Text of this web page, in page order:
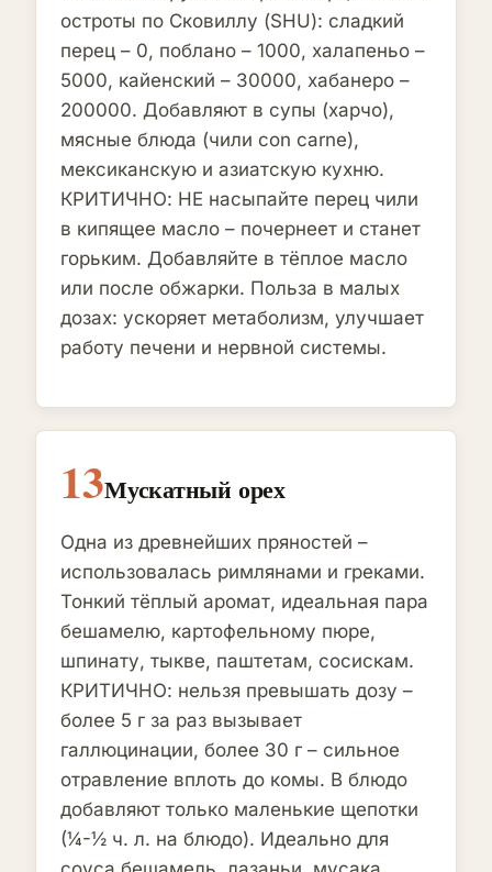
остроты по Сковиллу (SHU): сладкий
перец – 0, поблано – 1000, халапеньо –
5000, кайенский – 30000, хабанеро –
200000. Добавляют в супы (харчо),
мясные блюда (чили con carne),
мексиканскую и азиатскую кухню.
КРИТИЧНО: НЕ насыпайте перец чили
в кипящее масло – почернеет и станет
горьким. Добавляйте в тёплое масло
или после обжарки. Польза в малых
дозах: ускоряет метаболизм, улучшает
работу печени и нервной системы.
13Мускатный орех
Одна из древнейших пряностей –
использовалась римлянами и греками.
Тонкий тёплый аромат, идеальная пара
бешамелю, картофельному пюре,
шпинату, тыкве, паштетам, сосискам.
КРИТИЧНО: нельзя превышать дозу –
более 5 г за раз вызывает
галлюцинации, более 30 г – сильное
отравление вплоть до комы. В блюдо
добавляют только маленькие щепотки
(¼-½ ч. л. на блюдо). Идеально для